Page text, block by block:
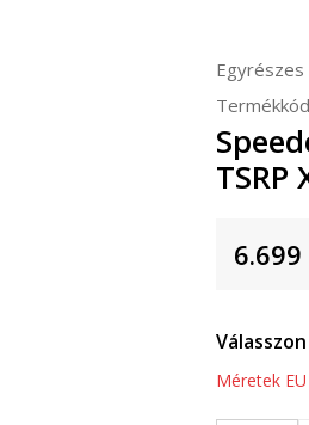
TSRP
6.699
Méretek EU